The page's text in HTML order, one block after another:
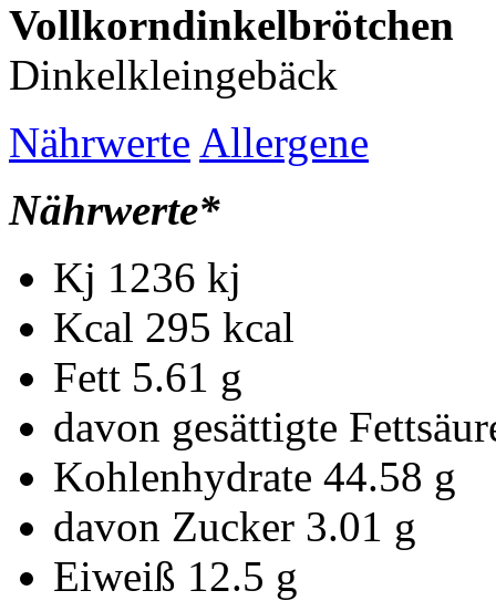
Vollkorndinkelbrötchen
Dinkelkleingebäck
Nährwerte Allergene
Nährwerte*
Kj 1236 kj
Kcal 295 kcal
Fett 5.61 g
davon gesättigte
Kohlenhydrate 44.58 g
davon Zucker 3.01 g
Eiweiß 12.5 g